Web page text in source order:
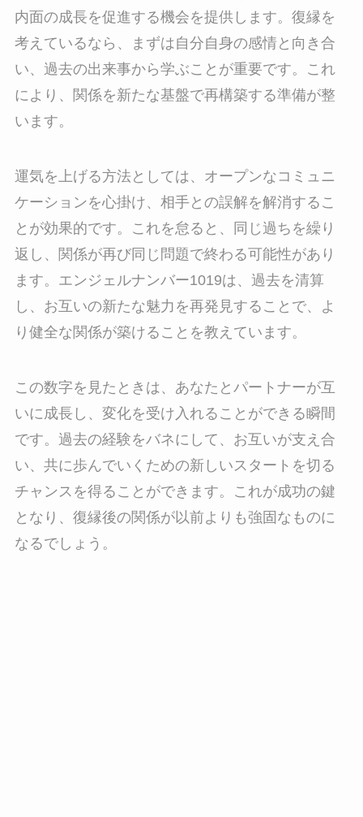
内面の成長を促進する機会を提供します。復縁を
考えているなら、まずは自分自身の感情と向き合
い、過去の出来事から学ぶことが重要です。これ
により、関係を新たな基盤で再構築する準備が整
います。
運気を上げる方法としては、オープンなコミュニ
ケーションを心掛け、相手との誤解を解消するこ
とが効果的です。これを怠ると、同じ過ちを繰り
返し、関係が再び同じ問題で終わる可能性があり
ます。エンジェルナンバー1019は、過去を清算
し、お互いの新たな魅力を再発見することで、よ
り健全な関係が築けることを教えています。
この数字を見たときは、あなたとパートナーが互
いに成長し、変化を受け入れることができる瞬間
です。過去の経験をバネにして、お互いが支え合
い、共に歩んでいくための新しいスタートを切る
チャンスを得ることができます。これが成功の鍵
となり、復縁後の関係が以前よりも強固なものに
なるでしょう。